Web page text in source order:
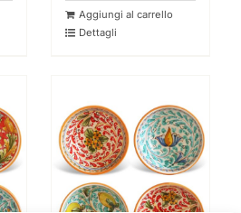
Aggiungi al carrello
Dettagli